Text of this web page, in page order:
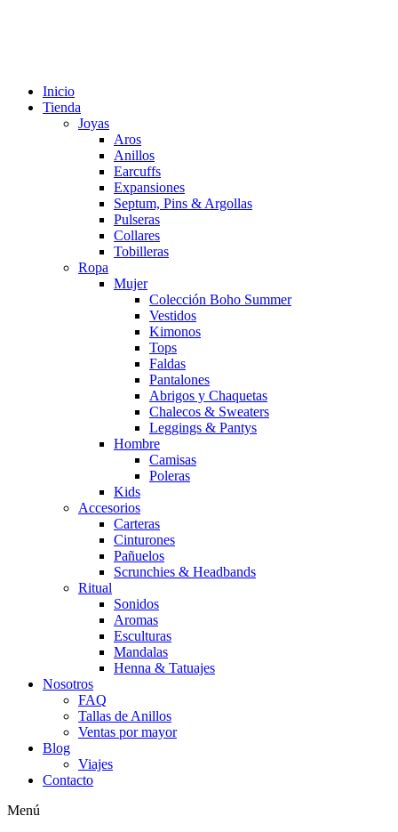
Inicio
Tienda
Joyas
Aros
Anillos
Earcuffs
Expansiones
Septum, Pins & Argollas
Pulseras
Collares
Tobilleras
Ropa
Mujer
Colección Boho Summer
Vestidos
Kimonos
Tops
Faldas
Pantalones
Abrigos y Chaquetas
Chalecos & Sweaters
Leggings & Pantys
Hombre
Camisas
Poleras
Kids
Accesorios
Carteras
Cinturones
Pañuelos
Scrunchies & Headbands
Ritual
Sonidos
Aromas
Esculturas
Mandalas
Henna & Tatuajes
Nosotros
FAQ
Tallas de Anillos
Ventas por mayor
Blog
Viajes
Contacto
Menú